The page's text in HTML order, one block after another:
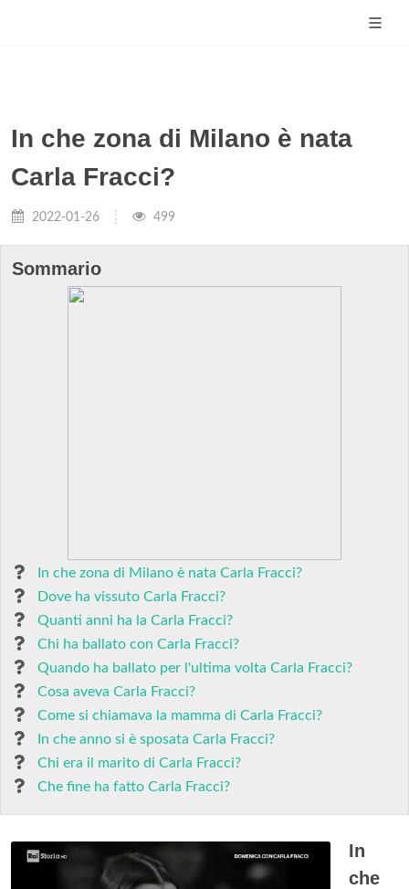
In che zona di Milano è nata
Carla Fracci?
2022-01-26 499
Sommario
In che zona di Milano è nata Carla Fracci?
Dove ha vissuto Carla Fracci?
Quanti anni ha la Carla Fracci?
Chi ha ballato con Carla Fracci?
Quando ha ballato per l'ultima volta Carla Fracci?
Cosa aveva Carla Fracci?
Come si chiamava la mamma di Carla Fracci?
In che anno si è sposata Carla Fracci?
Chi era il marito di Carla Fracci?
Che fine ha fatto Carla Fracci?
In
che